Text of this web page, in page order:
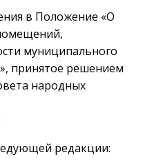
в Положение «О
муниципального
принятое решением
народных
редакции: